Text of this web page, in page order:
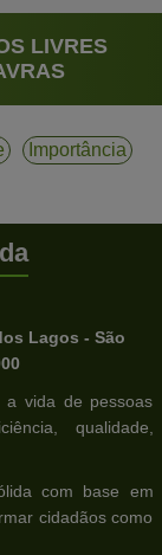
LIVRES
Importância
Lagos - São
a vida de pessoas
qualidade,
com base em
cidadãos como